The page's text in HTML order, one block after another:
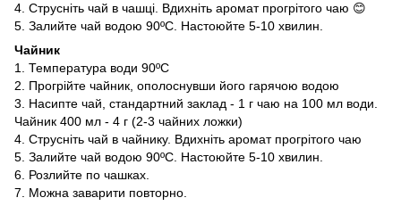
4. Струсніть чай в чашці. Вдихніть аромат прогрітого чаю 😊
5. Залийте чай водою 90ºС. Настоюйте 5-10 хвилин.
Чайник
1. Температура води 90ºС
2. Прогрійте чайник, ополоснувши його гарячою водою
3. Насипте чай, стандартний заклад - 1 г чаю на 100 мл води.
Чайник 400 мл - 4 г (2-3 чайних ложки)
4. Струсніть чай в чайнику. Вдихніть аромат прогрітого чаю
5. Залийте чай водою 90ºС. Настоюйте 5-10 хвилин.
6. Розлийте по чашках.
7. Можна заварити повторно.